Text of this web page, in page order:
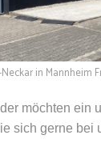
in Mannheim
möchten ein
sich gerne bei